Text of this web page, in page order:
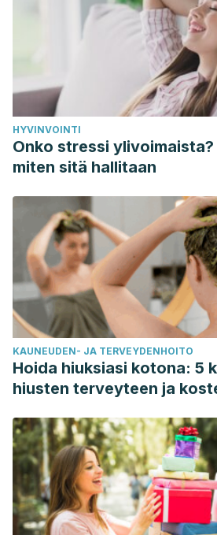
HYVINVOINTI
Onko stressi
miten sitä hallitaan
KAUNEUDEN- JA TERVEYDENHOITO
Hoida hiuksiasi kotona: 5
hiusten terveyteen ja